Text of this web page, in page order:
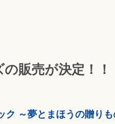
販売が決定！
ク ～夢とまほうの贈りも